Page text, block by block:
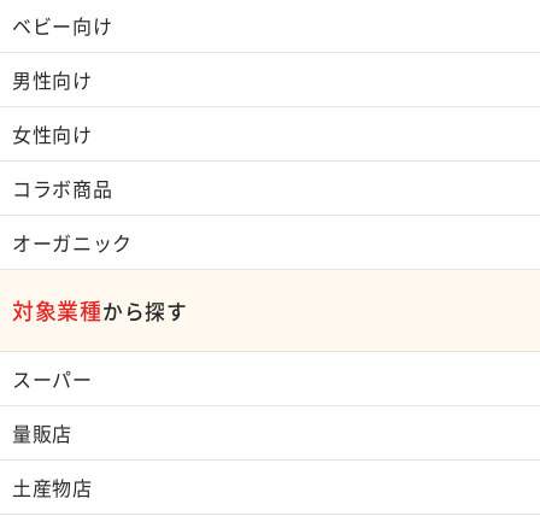
ベビー向け
男性向け
女性向け
コラボ商品
オーガニック
対象業種から探す
スーパー
量販店
土産物店